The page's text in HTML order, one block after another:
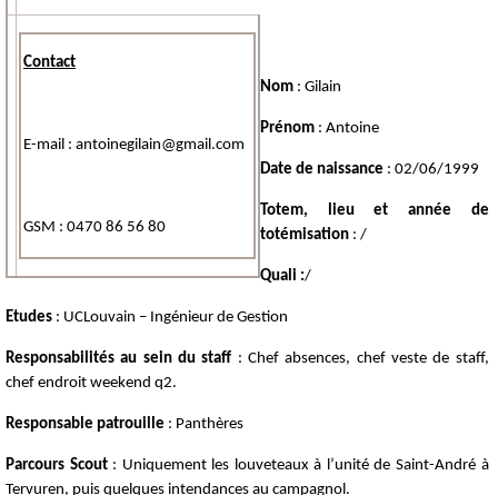
Contact
E-mail : antoinegilain@gmail.com
GSM : 0470 86 56 80
Nom : Gilain
Prénom : Antoine
Date de naissance : 02/06/1999
Totem, lieu et année de
totémisation : /
Quali :/
Etudes : UCLouvain – Ingénieur de Gestion
Responsabilités au sein du staff : Chef absences, chef veste de staff,
chef endroit weekend q2.
Responsable patrouille : Panthères
Parcours Scout: Uniquement les louveteaux à l’unité de Saint-André à
Tervuren, puis quelques intendances au campagnol.